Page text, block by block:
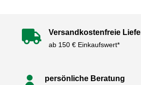
 Versandkostenfreie
ab 150 € Einkaufswert*
persönliche Beratung